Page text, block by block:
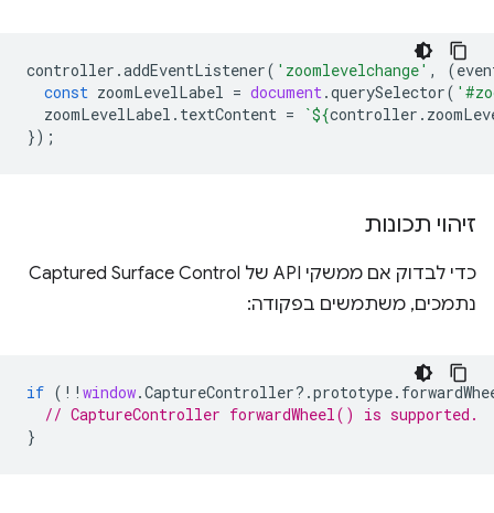
controller .addEventListener( 'zoomlevelchange' , (
const zoomLevelLabel = document.querySelector(
zoomLevelLabel . textContent = `${controller .
});
זיהוי תכונות
כדי לבדוק אם ממשקי API של Captured Surface Control
נתמכים, משתמשים בפקודה:
if ( !! window.CaptureController? .prototype.
// CaptureController forwardWheel() is supported.
}